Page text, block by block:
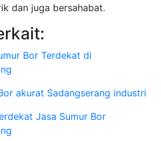
dan juga bersahabat.
Bor Terdekat di
akurat Sadangserang industri
Jasa Sumur Bor